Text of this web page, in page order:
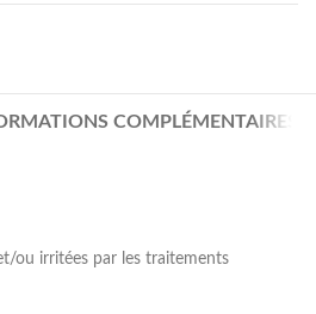
COMPLÉMENTAIRES
ou irritées par les traitements